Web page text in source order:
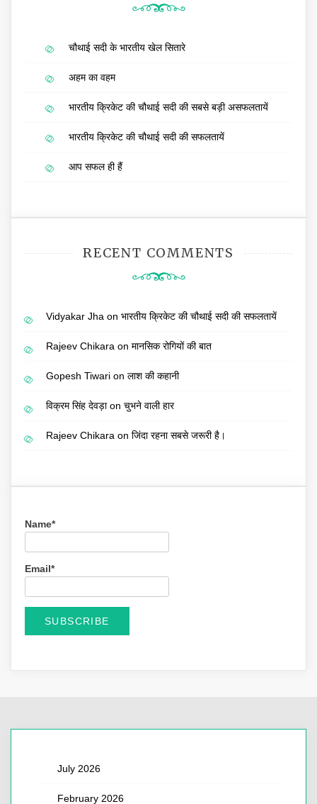
चौथाई सदी के भारतीय खेल सितारे
अहम का वहम
भारतीय क्रिकेट की चौथाई सदी की सबसे बड़ी असफलतायें
भारतीय क्रिकेट की चौथाई सदी की सफलतायें
आप सफल ही हैं
RECENT COMMENTS
Vidyakar Jha on भारतीय क्रिकेट की चौथाई सदी की सफलतायें
Rajeev Chikara on मानसिक रोगियों की बात
Gopesh Tiwari on लाश की कहानी
विक्रम सिंह देवड़ाon चुभने वाली हार
Rajeev Chikara on जिंदा रहना सबसे जरूरी है।
Name*
Email*
July 2026
February 2026